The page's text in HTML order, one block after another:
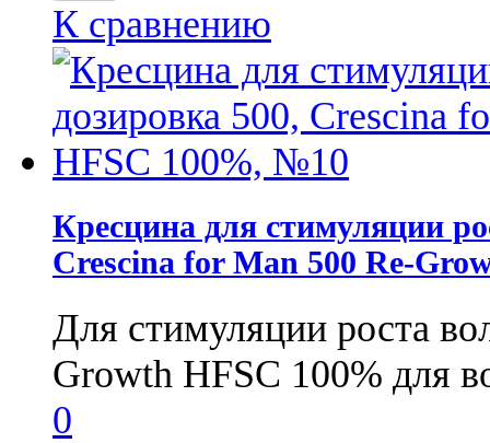
К сравнению
Кресцина для стимуляции
Crescina for Man 500 Re-
Для стимуляции роста
Growth HFSC 100% для
0